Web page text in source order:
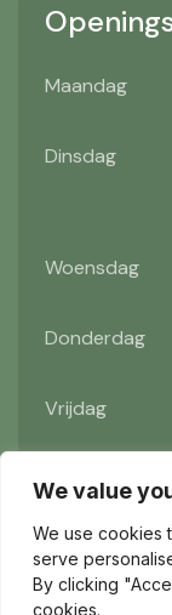
We value
We use cookies
serve
By clicking
cookies.
Maandag
Dinsdag
Woensdag
Donderdag
Vrijdag
Zaterdag